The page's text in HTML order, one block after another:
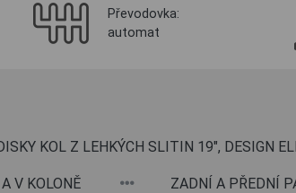
Převodovka:
automat
KOL Z LEHKÝCH SLITIN 19", DESIGN
V KOLONĚ ZADNÍ A PŘEDNÍ